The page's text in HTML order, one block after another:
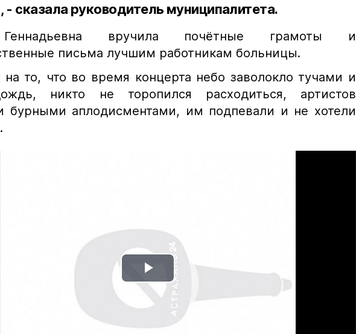
- сказала руководитель муниципалитета.
вручила почётные грамоты и
письма лучшим работникам больницы.
на то, что во время концерта небо заволокло тучами и
никто не торопился расходиться, артистов
бурными аплодисментами, им подпевали и не хотели
Play
Video